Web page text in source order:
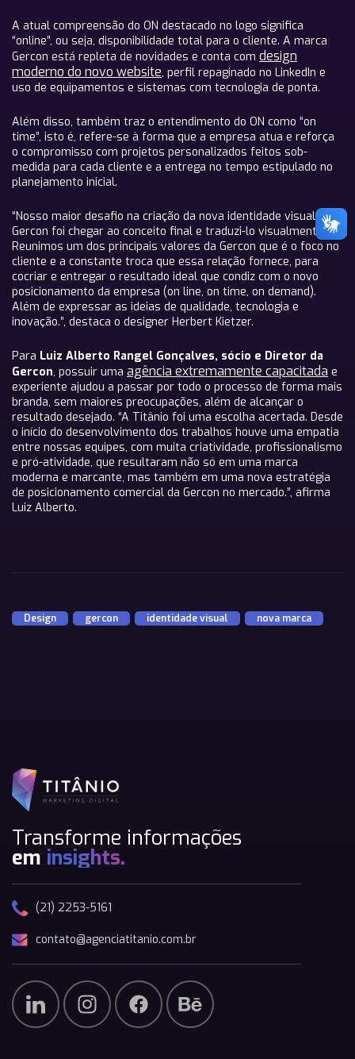
A atual compreensão do ON destacado no logo significa
“online”, ou seja, disponibilidade total para o cliente. A marca
Gercon está repleta de novidades e conta com design
moderno do novo website, perfil repaginado no LinkedIn e
uso de equipamentos e sistemas com tecnologia de ponta.
Além disso, também traz o entendimento do ON como “on
time”, isto é, refere-se à forma que a empresa atua e reforça
o compromisso com projetos personalizados feitos sob-
medida para cada cliente e a entrega no tempo estipulado no
planejamento inicial.
“Nosso maior desafio na criação da nova identidade visual da
Gercon foi chegar ao conceito final e traduzi-lo visualmente.
Reunimos um dos principais valores da Gercon que é o foco no
cliente e a constante troca que essa relação fornece, para
cocriar e entregar o resultado ideal que condiz com o novo
posicionamento da empresa (on line, on time, on demand).
Além de expressar as ideias de qualidade, tecnologia e
inovação.”, destaca o designer Herbert Kietzer.
Para Luiz Alberto Rangel Gonçalves, sócio e Diretor da
Gercon, possuir uma agência extremamente capacitada e
experiente ajudou a passar por todo o processo de forma mais
branda, sem maiores preocupações, além de alcançar o
resultado desejado. “A Titânio foi uma escolha acertada. Desde
o início do desenvolvimento dos trabalhos houve uma empatia
entre nossas equipes, com muita criatividade, profissionalismo
e pró-atividade, que resultaram não só em uma marca
moderna e marcante, mas também em uma nova estratégia
de posicionamento comercial da Gercon no mercado.”, afirma
Luiz Alberto.
Design gercon identidade visual nova marca
Transforme informações
em insights.
(21) 2253-5161
contato@agenciatitanio.com.br